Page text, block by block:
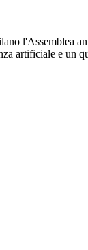
l'Assemblea
artificiale e un